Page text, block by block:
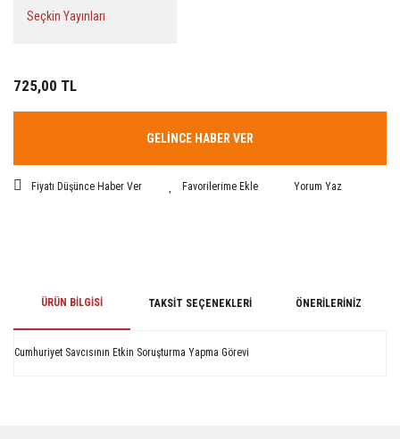
Seçkin Yayınları
725,00 TL
GELİNCE HABER VER
Fiyatı Düşünce Haber Ver Yorum Yaz
ÜRÜN BILGISI TAKSIT SEÇENEKLERI ÖNERILERINIZ
Cumhuriyet Savcısının Etkin Soruşturma Yapma Görevi